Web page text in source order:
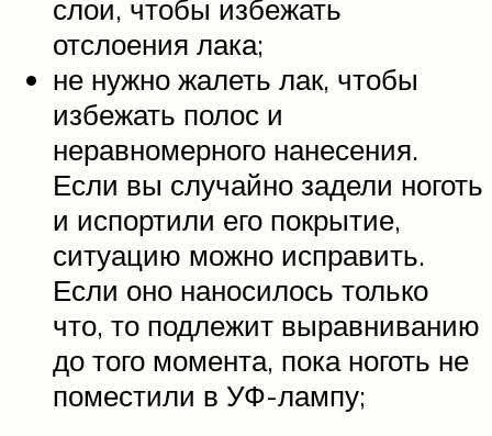
слои, чтобы избежать
отслоения лака;
не нужно жалеть лак, чтобы
избежать полос и
неравномерного нанесения.
Если вы случайно задели ноготь
и испортили его покрытие,
ситуацию можно исправить.
Если оно наносилось только
что, то подлежит выравниванию
до того момента, пока ноготь не
поместили в УФ-лампу;